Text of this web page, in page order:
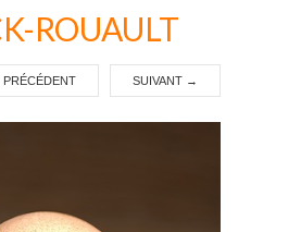
ROUAULT
PRÉCÉDENT SUIVANT →